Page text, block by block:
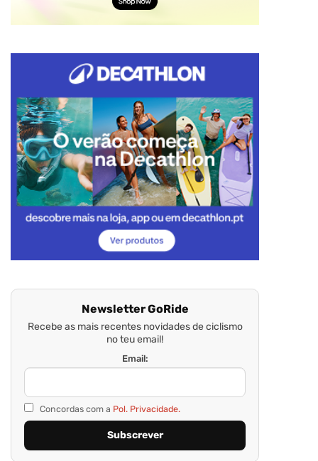
Newsletter GoRide
Recebe as mais recentes novidades de ciclismo
no teu email!
Email:
Concordas com a Pol. Privacidade.